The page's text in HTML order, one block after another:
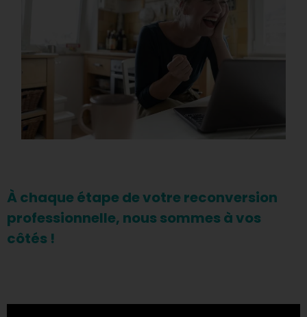
À chaque étape de votre reconversion
professionnelle, nous sommes à vos
côtés !